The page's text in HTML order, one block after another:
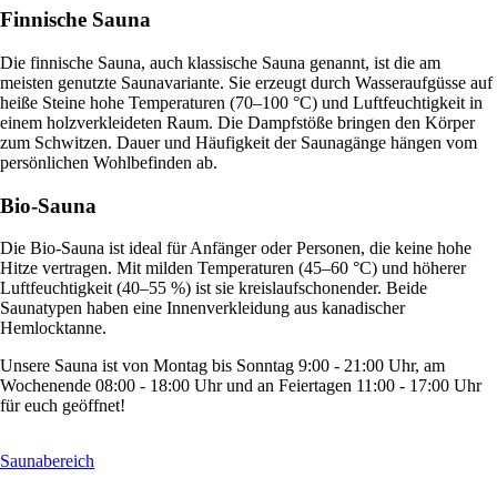
Finnische Sauna
Die finnische Sauna, auch klassische Sauna genannt, ist die am
meisten genutzte Saunavariante. Sie erzeugt durch Wasseraufgüsse auf
heiße Steine hohe Temperaturen (70–100 °C) und Luftfeuchtigkeit in
einem holzverkleideten Raum. Die Dampfstöße bringen den Körper
zum Schwitzen. Dauer und Häufigkeit der Saunagänge hängen vom
persönlichen Wohlbefinden ab.
Bio-Sauna
Die Bio-Sauna ist ideal für Anfänger oder Personen, die keine hohe
Hitze vertragen. Mit milden Temperaturen (45–60 °C) und höherer
Luftfeuchtigkeit (40–55 %) ist sie kreislaufschonender. Beide
Saunatypen haben eine Innenverkleidung aus kanadischer
Hemlocktanne.
Unsere Sauna ist von Montag bis Sonntag 9:00 - 21:00 Uhr, am
Wochenende 08:00 - 18:00 Uhr und an Feiertagen 11:00 - 17:00 Uhr
für euch geöffnet!
Saunabereich